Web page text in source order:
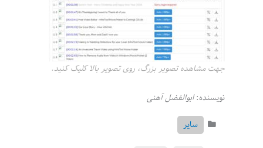
جهت مشاهده تصویر بزرگ، روی تصویر بالا کلیک کنید.
نویسنده:ابوالفضل آهنی
سایر